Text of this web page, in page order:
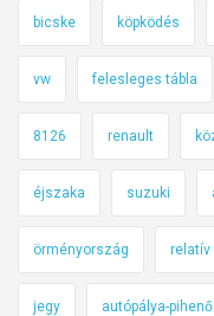
bicske köpködés
vw felesleges tábla
8126 renault
éjszaka suzuki
örményország relatív
jegy autópálya-pihenő